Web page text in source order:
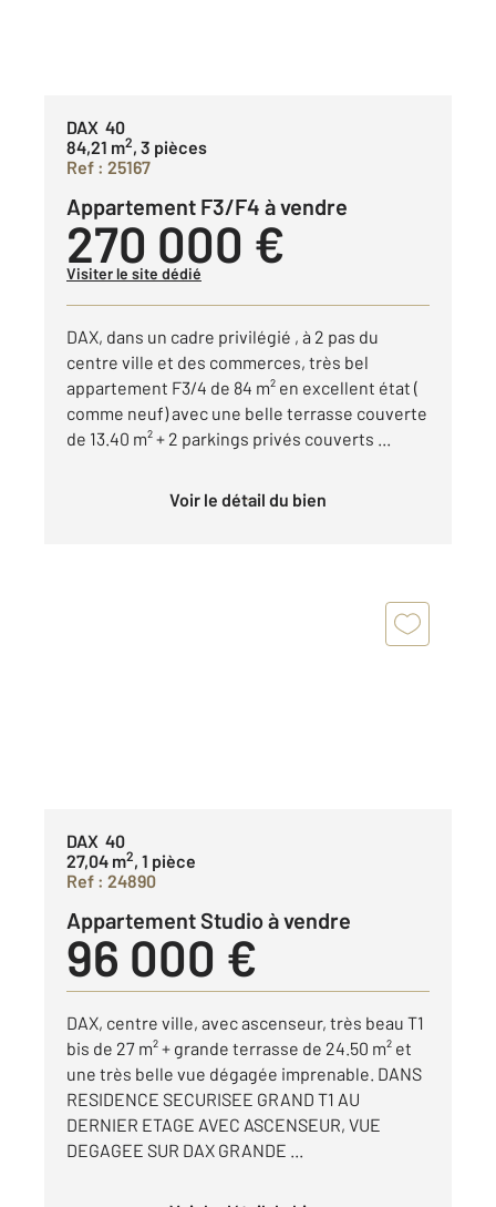
DAX 40
84,21 m2, 3 pièces
Ref : 25167
Appartement F3/F4 à vendre
270 000 €
Visiter le site dédié
DAX, dans un cadre privilégié , à 2 pas du
centre ville et des commerces, très bel
appartement F3/4 de 84 m² en excellent état (
comme neuf) avec une belle terrasse couverte
de 13.40 m² + 2 parkings privés couverts ...
Voir le détail du bien
DAX 40
27,04 m2, 1 pièce
Ref : 24890
Appartement Studio à vendre
96 000 €
DAX, centre ville, avec ascenseur, très beau T1
bis de 27 m² + grande terrasse de 24.50 m² et
une très belle vue dégagée imprenable. DANS
RESIDENCE SECURISEE GRAND T1 AU
DERNIER ETAGE AVEC ASCENSEUR, VUE
DEGAGEE SUR DAX GRANDE ...